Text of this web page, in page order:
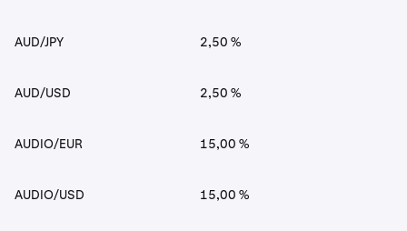
AUD/JPY 2,50 %
AUD/USD 2,50 %
AUDIO/EUR 15,00 %
AUDIO/USD 15,00 %